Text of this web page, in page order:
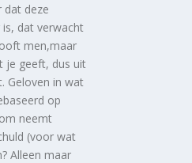
dat deze
dat verwacht
men,maar
je geeft, dus uit
Geloven in wat
op
neemt
(voor wat
Alleen maar